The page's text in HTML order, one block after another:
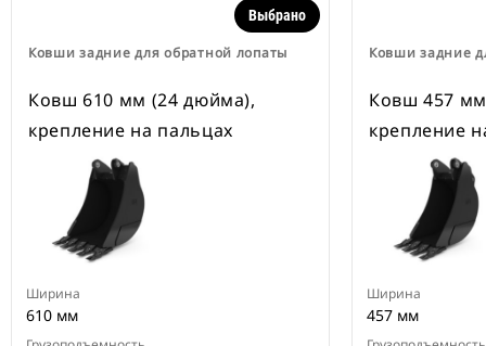
Ковши задние для обратной лопаты
Выбрано
Ковш 610 мм (24 дюйма),
крепление на пальцах
Ширина
610 мм
Ковши задние
Ковш 457
крепление
Ширина
457 мм